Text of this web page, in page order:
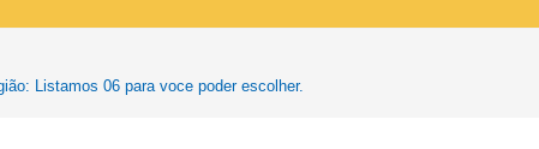
Listamos 06 para voce poder escolher.